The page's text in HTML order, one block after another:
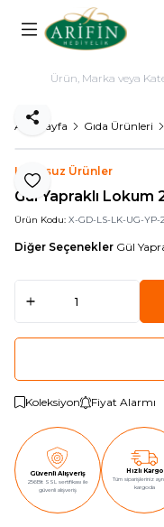
Ana Sayfa Gıda Ürünleri
Favoriye Ekle
Paylaş
Logosuz Ürünler
Gül Yapraklı Lokum
Ürün Kodu: X-GD-LS-LK-UG-YP-
Diğer Seçenekler Gül
Koleksiyon Fiyat Alarmı
Güvenli Alışveriş
256Bit SSL sertifikası ile
güvenli alışveriş
Hızlı Kargo
Tüm siparişleriniz
kargoda